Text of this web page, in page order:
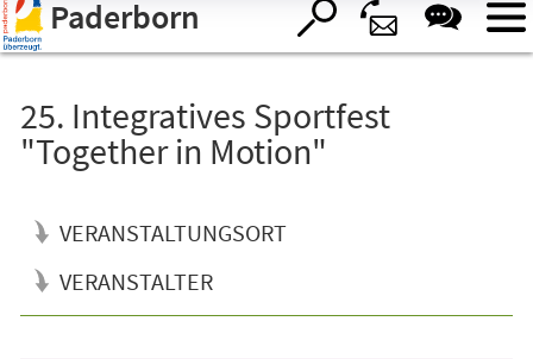
Assistenzsoftware
öffnen.Paderborn
25. Integratives Sportfest
"Together in Motion"
VERANSTALTUNGSORT
VERANSTALTER